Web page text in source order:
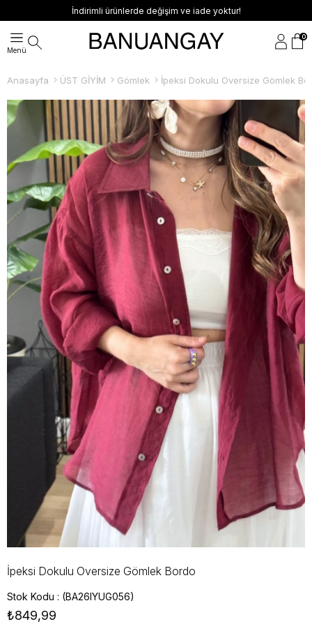
İndirimli ürünlerde değişim ve iade yoktur!
0
Anasayfa ÜST GİYİM Gömlek İpeksi Dokulu Oversize Gömlek
İpeksi Dokulu Oversize Gömlek Bordo
Stok Kodu (BA26IYUG056)
₺849,99